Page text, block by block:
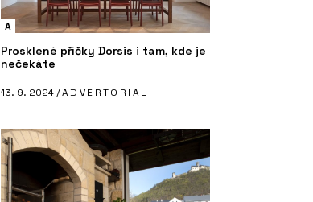
A
Prosklené příčky Dorsis i tam, kde je
nečekáte
13. 9. 2024 /ADVERTORIAL